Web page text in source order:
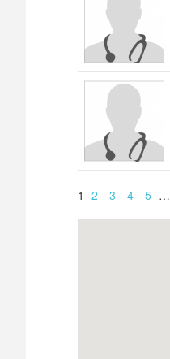
1 2 3 4 5 …